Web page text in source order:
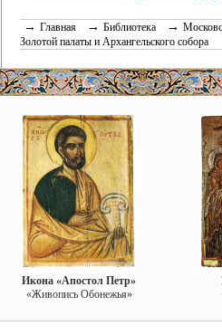
→ Главная → Библиотека →
Золотой палаты и Архангельского собора
Икона «Апостол Петр»
«Живопись Обонежья»